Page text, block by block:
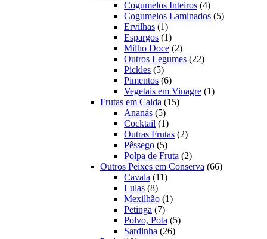
produtos
Cogumelos Inteiros 44
produtos
Cogumelos Laminados 55
Ervilhas 11
produto
Espargos 11
produto
Milho Doce 22
produtos
Outros Legumes 2222
Pickles 55
produtos
Pimentos 66
produtos
Vegetais em Vinagre 11
Frutas em Calda 1515
Ananás 55
produtos
Cocktail 11
produto
Outras Frutas 22
Pêssego 55
produtos
Polpa de Fruta 22
produtos
Outros Peixes em Conserva 6666
Cavala 1111
Lulas 88
produtos
Mexilhão 11
Petinga 77
produtos
Polvo, Pota 55
Sardinha 2626